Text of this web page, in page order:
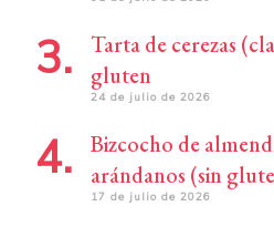
Tarta de cerezas
gluten
24 de julio de 2026
Bizcocho de
arándanos (sin
17 de julio de 2026